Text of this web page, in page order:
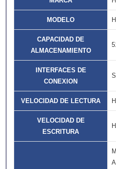
MODELO
CAPACIDAD DE
ALMACENAMIENTO
INTERFACES DE
CONEXION
VELOCIDAD DE LECTURA
VELOCIDAD DE
ESCRITURA